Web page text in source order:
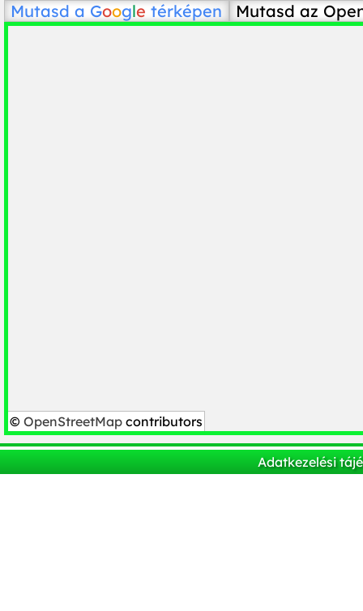
Mutasd a Google térképen Mutasd az
© OpenStreetMap contributors
Adatkezelési